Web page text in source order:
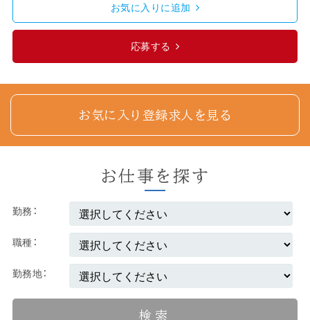
お気に入りに追加
応募する
お気に入り登録求人を見る
お仕事を探す
勤務
職種
勤務地